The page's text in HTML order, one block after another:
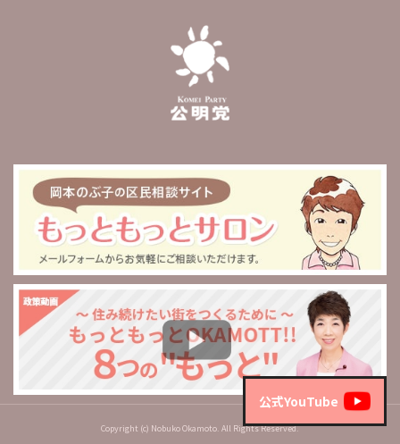
公式YouTube
Copyright (c) Nobuko Okamoto. All Rights Reserved.